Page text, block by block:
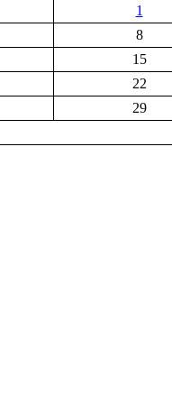
1
8
15
22
29